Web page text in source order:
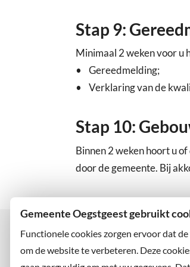
Gemeente Oegstgeest gebruikt
Functionele cookies zorgen ervoor dat
om de website te verbeteren. Deze
Stap 9:
Minimaal 2 weken voor u
• Gereedmelding;
• Verklaring van de
Stap 10:
Binnen 2 weken hoort u
door de gemeente. Bij